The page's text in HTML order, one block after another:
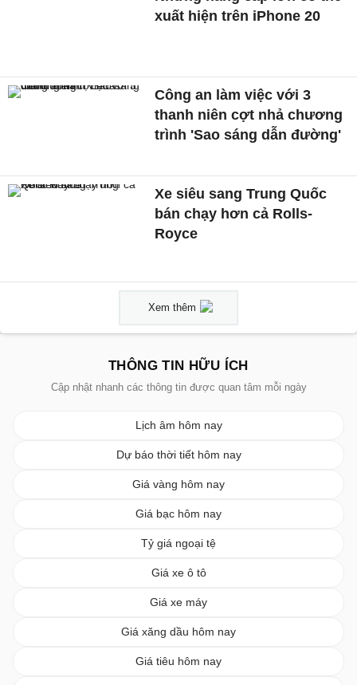
xuất hiện trên iPhone 20
Công an làm việc với 3
thanh niên cợt nhả chương
trình 'Sao sáng dẫn đường'
Xe siêu sang Trung Quốc
bán chạy hơn cả Rolls-
Royce
Xem thêm
THÔNG TIN HỮU ÍCH
Cập nhật nhanh các thông tin được quan tâm mỗi ngày
Lịch âm hôm nay
Dự báo thời tiết hôm nay
Giá vàng hôm nay
Giá bạc hôm nay
Tỷ giá ngoại tệ
Giá xe ô tô
Giá xe máy
Giá xăng dầu hôm nay
Giá tiêu hôm nay